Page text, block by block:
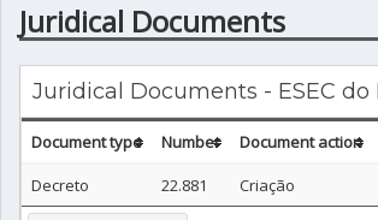
Juridical Documents
Juridical Documents - ESEC do
Document type Number Document action
Decreto
22.881 Criação